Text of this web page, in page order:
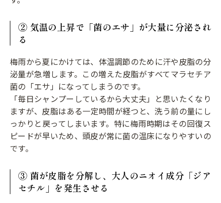
② 気温の上昇で「菌のエサ」が大量に分泌され
る
梅雨から夏にかけては、体温調節のために汗や皮脂の分
泌量が急増します。この増えた皮脂がすべてマラセチア
菌の「エサ」になってしまうのです。
「毎日シャンプーしているから大丈夫」と思いたくなり
ますが、皮脂はある一定時間が経つと、洗う前の量にし
っかりと戻ってしまいます。特に梅雨時期はその回復ス
ピードが早いため、頭皮が常に菌の温床になりやすいの
です。
③ 菌が皮脂を分解し、大人のニオイ成分「ジア
セチル」を発生させる